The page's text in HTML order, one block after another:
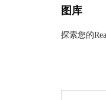
图库
探索您的